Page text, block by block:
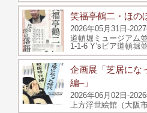
笑福亭鶴二・ほの
2026年05月31日-
道頓堀ミュージアム
1-1-6 Y’sピア道頓堀
企画展「芝居に
編–」
2026年06月02日-
上方浮世絵館（大阪